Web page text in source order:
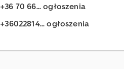
+36 70 66... ogłoszenia
+36022814... ogłoszenia